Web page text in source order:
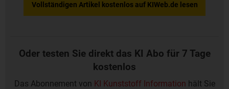
Vollständigen Artikel kostenlos auf KIWeb.de lesen
Oder testen Sie direkt das KI Abo für 7 Tage
kostenlos
Das Abonnement von KI Kunststoff Information hält Sie